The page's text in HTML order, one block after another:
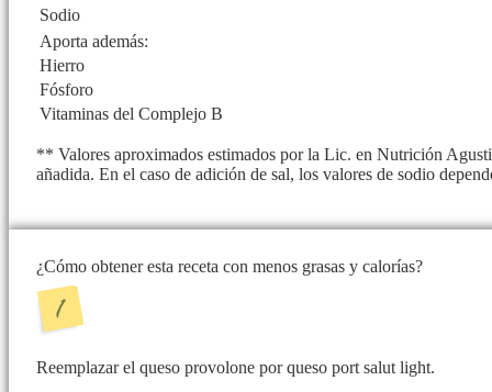
Sodio
Aporta además:
Hierro
Fósforo
Vitaminas del Complejo B
** Valores aproximados estimados por la Lic. en Nutrición
añadida. En el caso de adición de sal, los valores de sodio
¿Cómo obtener esta receta con menos grasas y calorías?
Reemplazar el queso provolone por queso port salut light.